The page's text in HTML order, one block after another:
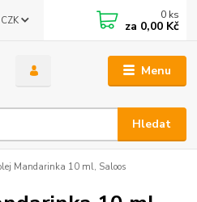
Menu
CZK
Hledat
0 ks
za 0,00 Kč
Mandarinka 10 ml, Saloos